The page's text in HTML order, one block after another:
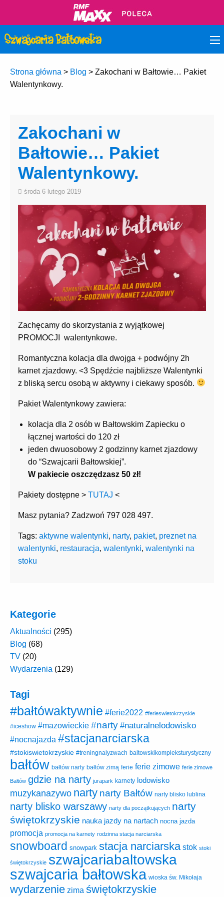
Strona główna > Blog > Zakochani w Bałtowie… Pakiet
Walentynkowy.
Zakochani w
Bałtowie… Pakiet
Walentynkowy.
środa 6 lutego 2019
Zachęcamy do skorzystania z wyjątkowej
PROMOCJI walentynkowe.
Romantyczna kolacja dla dwojga + podwójny 2h
karnet zjazdowy. <3 Spędźcie najbliższe Walentynki
z bliską sercu osobą w aktywny i ciekawy sposób.
Pakiet Walentynkowy zawiera:
kolacja dla 2 osób w Bałtowskim Zapiecku o
łącznej wartości do 120 zł
jeden dwuosobowy 2 godzinny karnet zjazdowy
do “Szwajcarii Bałtowskiej”.
W pakiecie oszczędzasz 50 zł!
Pakiety dostępne > TUTAJ <
Masz pytania? Zadzwoń 797 028 497.
Tags: aktywne walentynki, narty, pakiet, preznet na
walentynki, restauracja, walentynki, walentynki na
stoku
Kategorie
Aktualności (295)
Blog (68)
TV (20)
Wydarzenia (129)
Tagi
#bałtówaktywnie #ferie2022 #ferieswietokrzyskie
#iceshow #mazowieckie #narty #naturalnelodowisko
#nocnajazda #stacjanarciarska
#stokiswietokrzyskie #treningnalyzwach baltowskikompleksturystyczny
bałtów bałtów narty bałtów zimą ferie ferie zimowe ferie zimowe
Bałtów gdzie na narty jurapark karnety lodowisko
muzykanazywo narty narty Bałtów narty blisko lublina
narty blisko warszawy narty dla początkujących narty
świętokrzyskie nauka jazdy na nartach nocna jazda
promocja promocja na karnety rodzinna stacja narciarska
snowboard snowpark stacja narciarska stok stoki
świętokrzyskie szwajcariabaltowska
szwajcaria bałtowska wioska św. Mikołaja
wydarzenie zima świętokrzyskie